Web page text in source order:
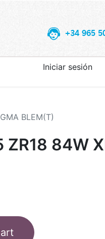
+34 965
Iniciar sesión
BLEM(T)
ZR18 84W